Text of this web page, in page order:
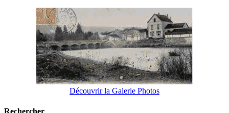
Découvrir la Galerie Photos
Rechercher